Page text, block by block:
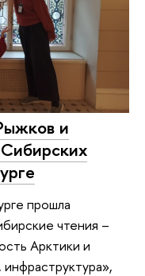
и
прошла
чтения –
Арктики и